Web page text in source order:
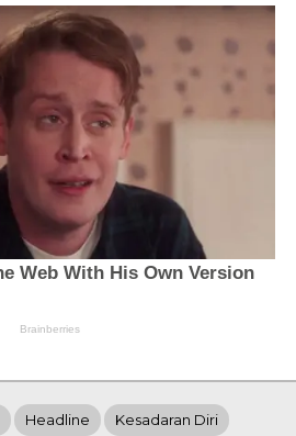
Headline Kesadaran Diri